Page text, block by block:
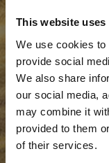
This website uses
We use cookies
provide social
We also share
our social media,
may combine it
provided to them
of their services.